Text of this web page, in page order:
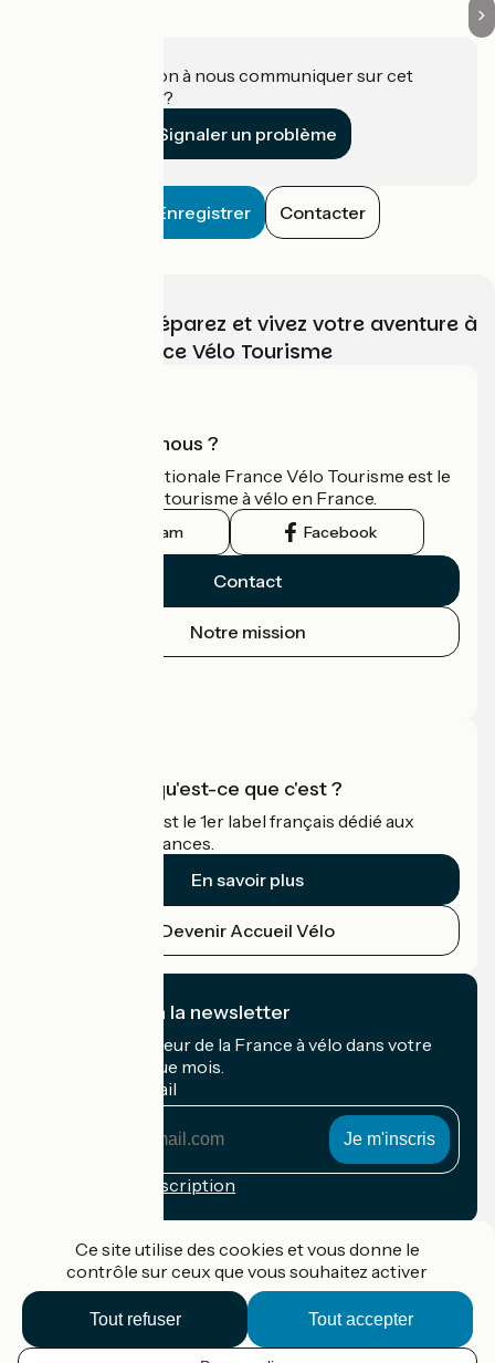
Une information à nous communiquer sur cet
établissement ?
Signaler un problème
Enregistrer Contacter
Choisissez, préparez et vivez votre aventure à
vélo avec France Vélo Tourisme
Qui sommes-nous ?
L'association nationale France Vélo Tourisme est le
guide officiel du tourisme à vélo en France.
Instagram Facebook
Contact
Notre mission
Accueil Vélo qu'est-ce que c'est ?
Accueil Vélo c'est le 1er label français dédié aux
cyclistes en vacances.
En savoir plus
Devenir Accueil Vélo
Je m'abonne à la newsletter
Recevez le meilleur de la France à vélo dans votre
boîte mail chaque mois.
Mon adresse mail
Conditions d'inscription
Accueil Vélo Pro
Contact
Ce site utilise des cookies et vous donne le
contrôle sur ceux que vous souhaitez activer
Tout accepter
Tout refuser